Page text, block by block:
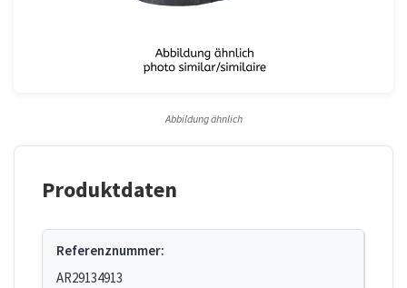
Abbildung ähnlich
Produktdaten
Referenznummer:
AR29134913